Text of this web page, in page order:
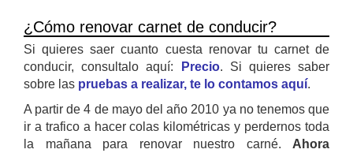
¿Cómo renovar carnet de conducir?
Si quieres saer cuanto cuesta renovar tu carnet de
conducir, consultalo aquí:
Precio. Si quieres saber
sobre las pruebas a realizar, te lo contamos aquí.
A partir de 4 de mayo del año 2010 ya no tenemos que
ir a trafico a hacer colas kilométricas y perdernos toda
la mañana para renovar nuestro carné. Ahora